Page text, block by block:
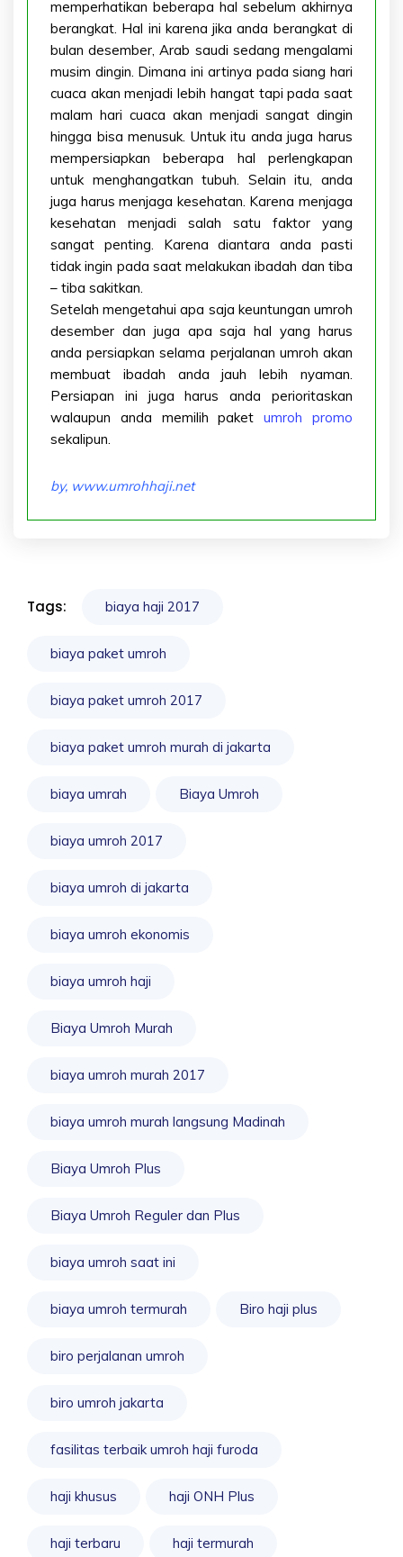
memperhatikan beberapa hal sebelum akhirnya
berangkat. Hal ini karena jika anda berangkat di
bulan desember, Arab saudi sedang mengalami
musim dingin. Dimana ini artinya pada siang hari
cuaca akan menjadi lebih hangat tapi pada saat
malam hari cuaca akan menjadi sangat dingin
hingga bisa menusuk. Untuk itu anda juga harus
mempersiapkan beberapa hal perlengkapan
untuk menghangatkan tubuh. Selain itu, anda
juga harus menjaga kesehatan. Karena menjaga
kesehatan menjadi salah satu faktor yang
sangat penting. Karena diantara anda pasti
tidak ingin pada saat melakukan ibadah dan tiba
– tiba sakitkan.
Setelah mengetahui apa saja keuntungan umroh
desember dan juga apa saja hal yang harus
anda persiapkan selama perjalanan umroh akan
membuat ibadah anda jauh lebih nyaman.
Persiapan ini juga harus anda perioritaskan
walaupun anda memilih paketumroh promo
sekalipun.
by, www.umrohhaji.net
Tags: biaya haji 2017
biaya paket umroh
biaya paket umroh 2017
biaya paket umroh murah di jakarta
biaya umrah Biaya Umroh
biaya umroh 2017
biaya umroh di jakarta
biaya umroh ekonomis
biaya umroh haji
Biaya Umroh Murah
biaya umroh murah 2017
biaya umroh murah langsung Madinah
Biaya Umroh Plus
Biaya Umroh Reguler dan Plus
biaya umroh saat ini
biaya umroh termurah Biro haji plus
biro perjalanan umroh
biro umroh jakarta
fasilitas terbaik umroh haji furoda
haji khusus haji ONH Plus
haji terbaru haji termurah